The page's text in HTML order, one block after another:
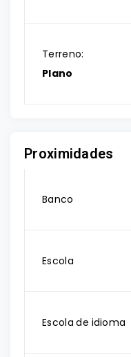
Terreno:
Plano
Proximidades
Banco
Escola
Escola de idioma